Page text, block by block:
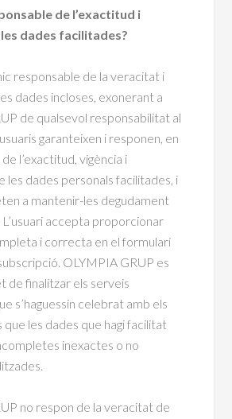
de l’exactitud i
dades facilitades?
responsable de la veracitat i
dades incloses, exonerant a
de qualsevol responsabilitat al
garanteixen i responen, en
l’exactitud, vigència i
les dades personals facilitades, i
a mantenir-les degudament
accepta proporcionar
i correcta en el formulari
OLYMPIA GRUP es
de finalitzar els serveis
s’haguessin celebrat amb els
que les dades que hagi facilitat
inexactes o no
no respon de la veracitat de